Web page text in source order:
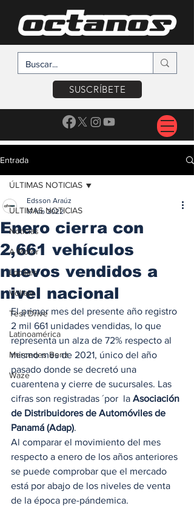
SUSCRÍBETE
Entrada
ÚLTIMAS NOTICIAS
Noticias
A Motor
Locales
Voltaje
Test Drive
Latinoamérica
Mercedes Benz
Waze
ÚLTIMAS NOTICIAS
Enero cierra con
2,661 vehículos
nuevos vendidos a
nivel nacional
Edsson Araúz
17 feb 2022
El primer mes del presente año registro
2 mil 661 unidades vendidas, lo que
representa un alza de 72% respecto al
mismo mes de 2021, único del año
pasado donde se decretó una
cuarentena y cierre de sucursales. Las
cifras son registradas ´por  la Asociación
de Distribuidores de Automóviles de
Panamá (Adap).
Al comparar el movimiento del mes
respecto a enero de los años anteriores
se puede comprobar que el mercado
está por abajo de los niveles de venta
de la época pre-pándemica.